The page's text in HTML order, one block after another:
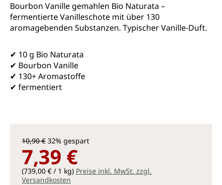
Bourbon Vanille gemahlen Bio Naturata –
fermentierte Vanilleschote mit über 130
aromagebenden Substanzen. Typischer Vanille-Duft.
✔ 10 g Bio Naturata
✔ Bourbon Vanille
✔ 130+ Aromastoffe
✔ fermentiert
10,90 € 32% gespart
7,39 €
(739,00 € / 1 kg) Preise inkl. MwSt. zzgl.
Versandkosten